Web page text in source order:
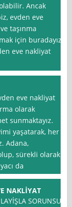
Ancak
evden eve
taşınma
için buradayız.
eve nakliyat
eve nakliyat
olarak
sunmaktayız.
yaşatarak, her
Adana,
sürekli olarak
da
NAKLİYAT
SORUNSUZ